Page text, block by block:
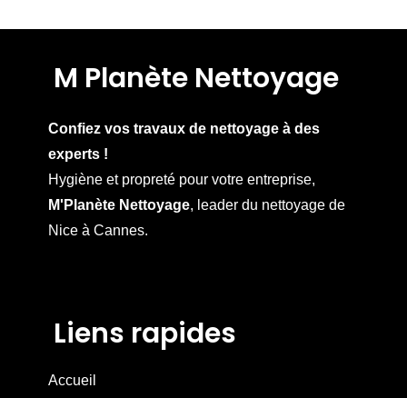
M Planète Nettoyage
Confiez vos travaux de nettoyage à des
experts !
Hygiène et propreté pour votre entreprise,
M'Planète Nettoyage, leader du nettoyage de
Nice à Cannes.
Liens rapides
Accueil